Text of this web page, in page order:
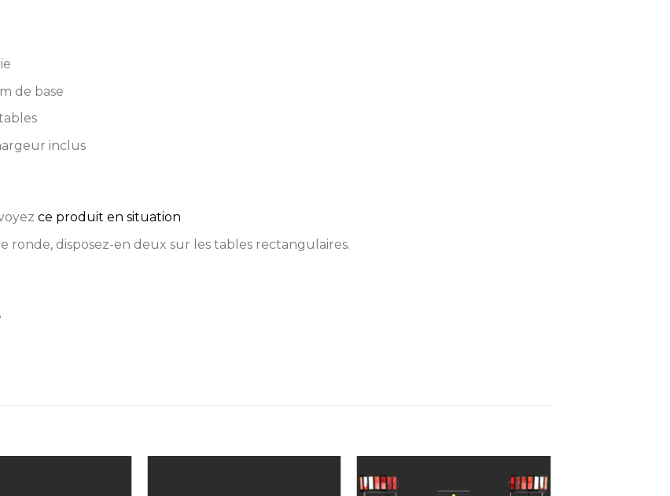
de base
inclus
ce produit en situation
ronde, disposez-en deux sur les tables rectangulaires.